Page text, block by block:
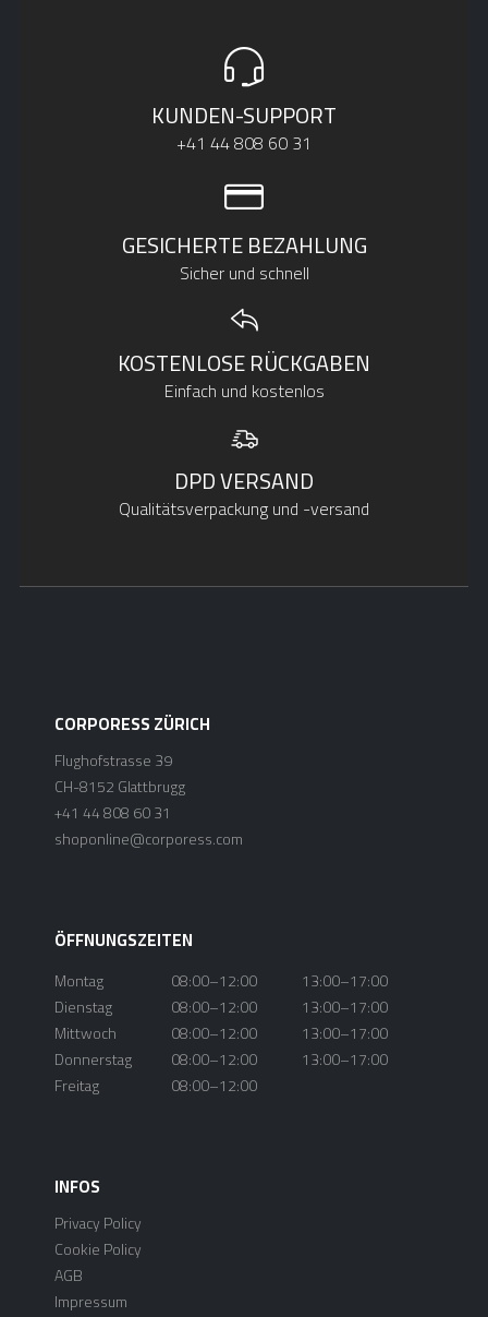
KUNDEN-SUPPORT
+41 44 808 60 31
GESICHERTE BEZAHLUNG
Sicher und schnell
KOSTENLOSE RÜCKGABEN
Einfach und kostenlos
DPD VERSAND
Qualitätsverpackung und -versand
CORPORESS ZÜRICH
Flughofstrasse 39
CH-8152 Glattbrugg
+41 44 808 60 31
shoponline@corporess.com
ÖFFNUNGSZEITEN
Montag 08:00–12:00
13:00–17:00
Dienstag
08:00–12:00
13:00–17:00
Mittwoch
08:00–12:00
13:00–17:00
Donnerstag
08:00–12:00
13:00–17:00
Freitag
08:00–12:00
INFOS
Privacy Policy
Cookie Policy
AGB
Impressum